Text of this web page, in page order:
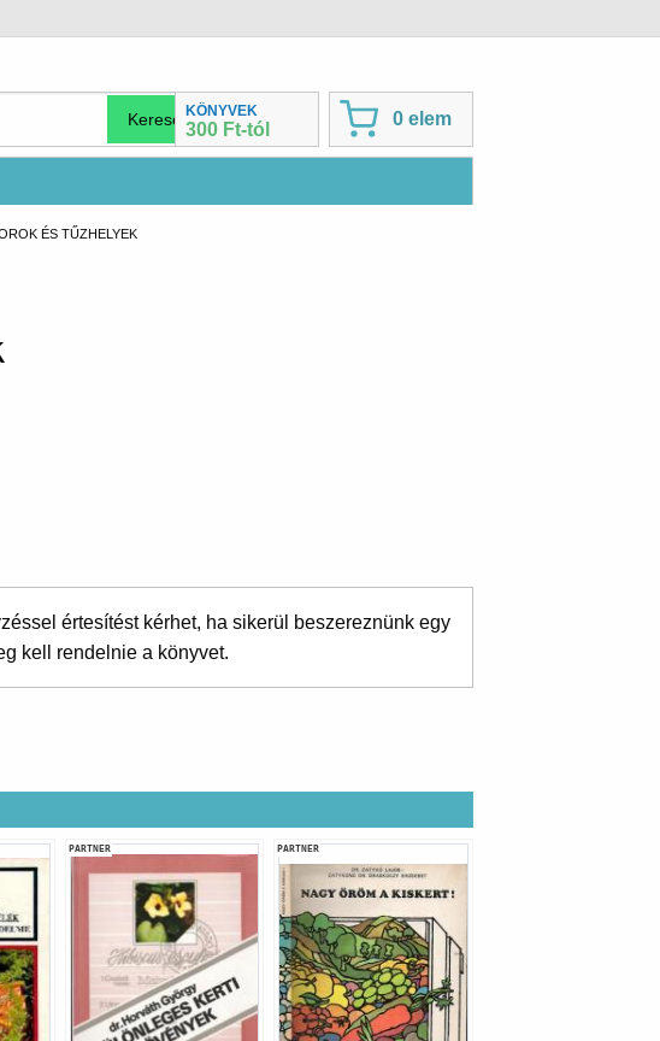
KÖNYVEK
300 Ft-tól
0 elem
ÉS TŰZHELYEK
értesítést kérhet, ha sikerül beszereznünk egy
kell rendelnie a könyvet.
PARTNER PARTNER